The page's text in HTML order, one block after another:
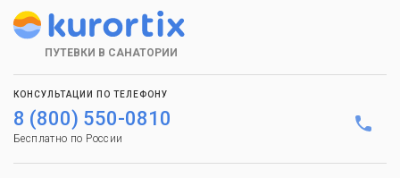
ПУТЕВКИ В САНАТОРИИ
КОНСУЛЬТАЦИИ ПО ТЕЛЕФОНУ
8 (800) 550-0810
Бесплатно по России